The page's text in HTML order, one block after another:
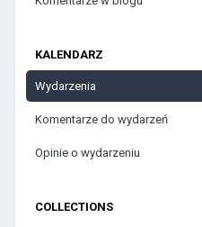
KALENDARZ
Wydarzenia
Komentarze do wydarzeń
Opinie o wydarzeniu
COLLECTIONS